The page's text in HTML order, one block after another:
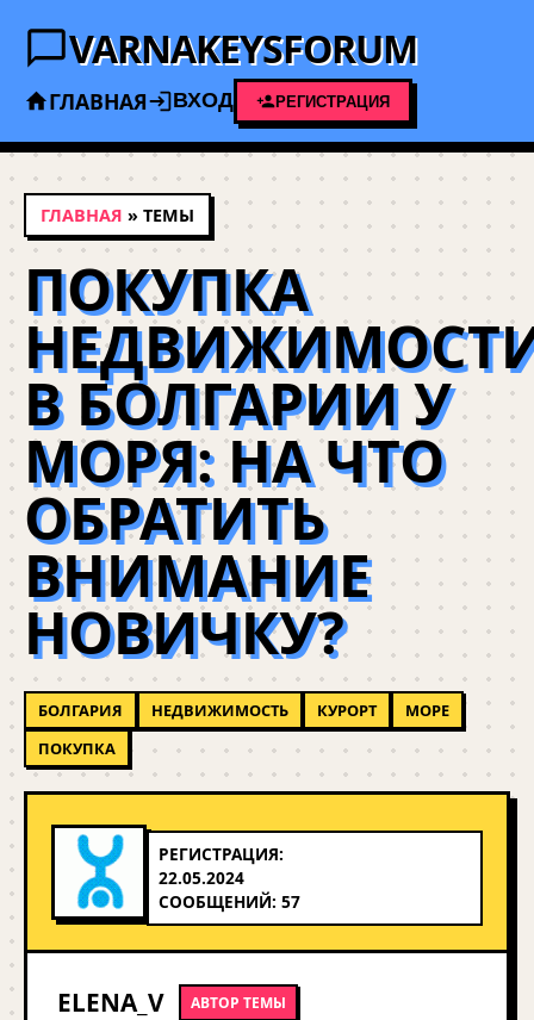
VARNAKEYSFORUM
ГЛАВНАЯ ВХОД РЕГИСТРАЦИЯ
ГЛАВНАЯ » ТЕМЫ
ПОКУПКА
В БОЛГАРИИ У
МОРЯ: НА ЧТО
ОБРАТИТЬ
ВНИМАНИЕ
НОВИЧКУ?
БОЛГАРИЯ НЕДВИЖИМОСТЬ КУРОРТ
МОРЕ
ПОКУПКА
РЕГИСТРАЦИЯ:
22.05.2024
СООБЩЕНИЙ: 57
ELENA_V АВТОР ТЕМЫ